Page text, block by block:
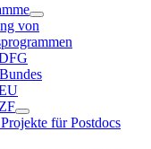
von
für Postdocs